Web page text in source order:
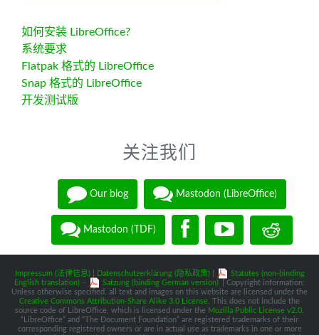
如何安装 LibreOffice?
系统要求
Flatpak 格式的 LibreOffice
Snap 格式的 LibreOffice
开发测试版
关注我们
Our blog Mastodon (LibreOffice)
Mastodon (TDF)
Impressum (法律信息)| Datenschutzerklärung (隐私政策)|
Statutes (non-binding
English translation) - Satzung (binding German version)
| Copyright information:
Unless otherwise specified, all text and images on this website are licensed under the
Creative Commons Attribution-Share Alike 3.0 License . This does not include the
source code of LibreOffice, which is licensed under the Mozilla Public License v2.0
“LibreOffice” and “The Document Foundation” are registered trademarks of their
corresponding registered owners or are in actual use as trademarks in one or more